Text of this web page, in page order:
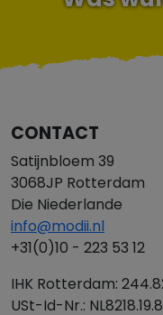
CONTACT
Satijnbloem 39
3068JP Rotterdam
Die Niederlande
info@modii.nl
+31(0)10 - 223 53 12
IHK Rotterdam:
USt-Id-Nr.: